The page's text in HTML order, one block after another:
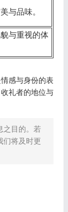
与品味。
与重视的体
感与身份的表
礼者的地位与
之目的。若
们将及时更